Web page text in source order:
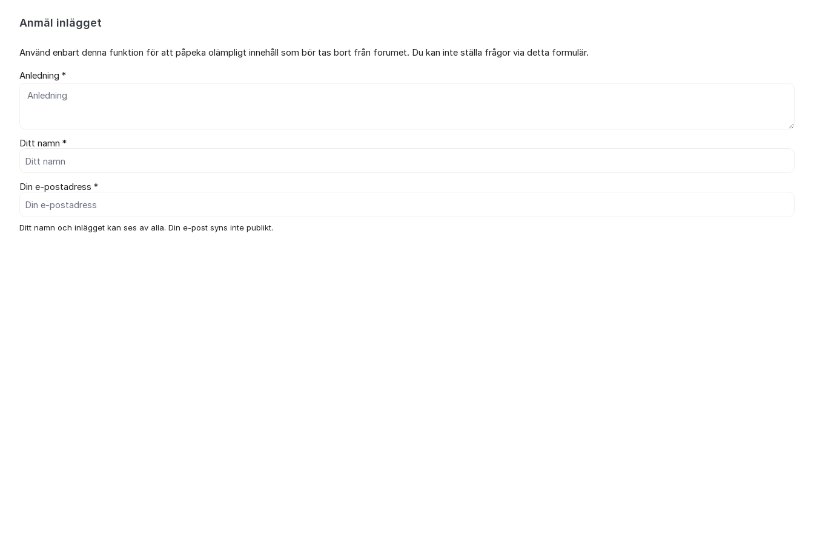
Anmäl inlägget
Använd enbart denna funktion för att påpeka olämpligt innehåll som bör tas bort från forumet. Du kan inte ställa frågor via detta formulär.
Anledning *
Ditt namn *
Din e-postadress *
Ditt namn och inlägget kan ses av alla. Din e-post syns inte publikt.